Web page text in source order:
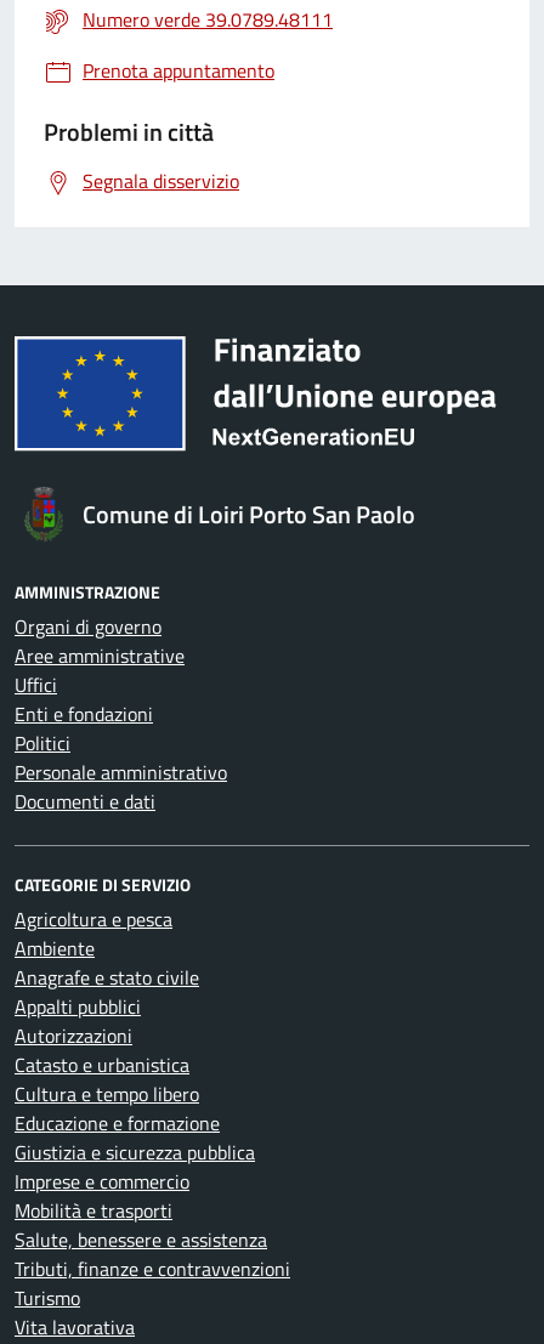
Numero verde 39.0789.48111
Prenota appuntamento
Problemi in città
Segnala disservizio
Comune di Loiri Porto San Paolo
AMMINISTRAZIONE
Organi di governo
Aree amministrative
Uffici
Enti e fondazioni
Politici
Personale amministrativo
Documenti e dati
CATEGORIE DI SERVIZIO
Agricoltura e pesca
Ambiente
Anagrafe e stato civile
Appalti pubblici
Autorizzazioni
Catasto e urbanistica
Cultura e tempo libero
Educazione e formazione
Giustizia e sicurezza pubblica
Imprese e commercio
Mobilità e trasporti
Salute, benessere e assistenza
Tributi, finanze e contravvenzioni
Turismo
Vita lavorativa